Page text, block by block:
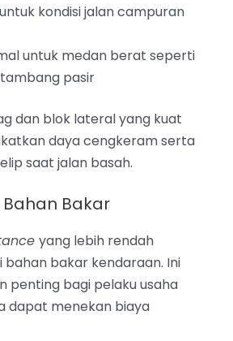
kondisi jalan campuran
untuk medan berat seperti
pasir
dan blok lateral yang kuat
daya cengkeram serta
saat jalan basah.
Bakar
yang lebih rendah
bakar kendaraan. Ini
penting bagi pelaku usaha
dapat menekan biaya